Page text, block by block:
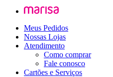
Meus Pedidos
Nossas Lojas
Atendimento
Como comprar
Fale conosco
Cartões e Serviços